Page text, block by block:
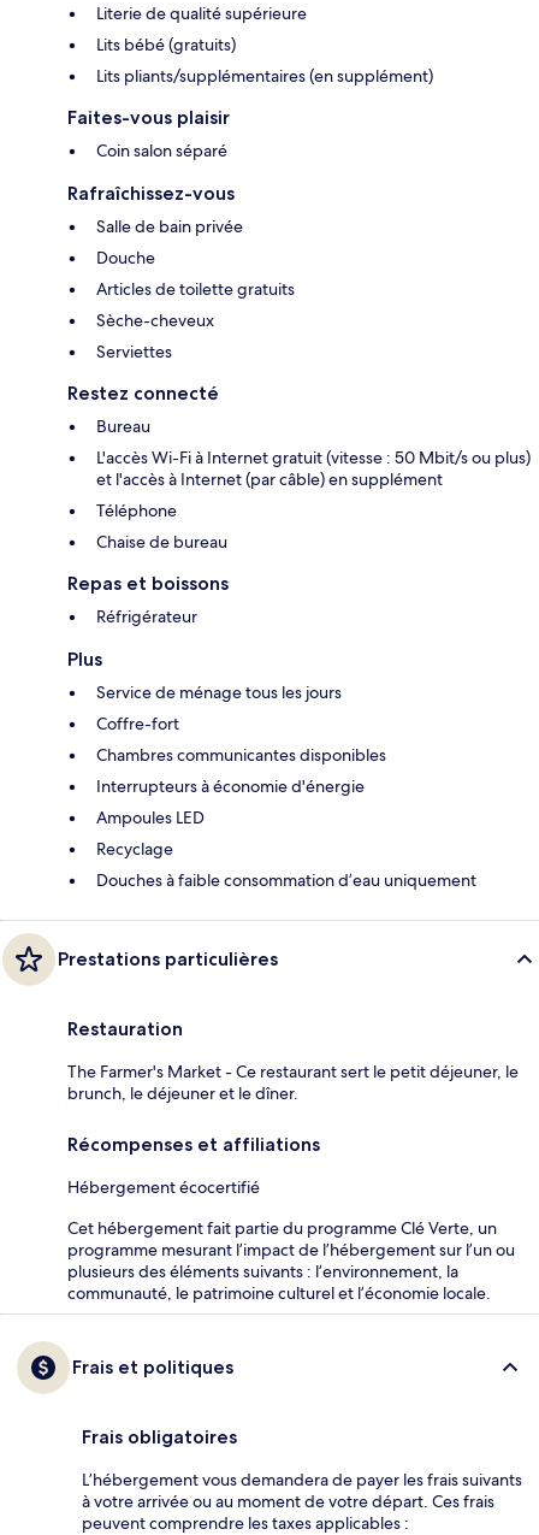
Literie de qualité supérieure
Lits bébé (gratuits)
Lits pliants/supplémentaires (en supplément)
Faites-vous plaisir
Coin salon séparé
Rafraîchissez-vous
Salle de bain privée
Douche
Articles de toilette gratuits
Sèche-cheveux
Serviettes
Restez connecté
Bureau
L'accès Wi-Fi à Internet gratuit (vitesse : 50 Mbit/s ou plus)
et l'accès à Internet (par câble) en supplément
Téléphone
Chaise de bureau
Repas et boissons
Réfrigérateur
Plus
Service de ménage tous les jours
Coffre-fort
Chambres communicantes disponibles
Interrupteurs à économie d'énergie
Ampoules LED
Recyclage
Douches à faible consommation d’eau uniquement
Prestations particulières
Restauration
The Farmer's Market - Ce restaurant sert le petit déjeuner, le
brunch, le déjeuner et le dîner.
Récompenses et affiliations
Hébergement écocertifié
Cet hébergement fait partie du programme Clé Verte, un
programme mesurant l’impact de l’hébergement sur l’un ou
plusieurs des éléments suivants : l’environnement, la
communauté, le patrimoine culturel et l’économie locale.
Frais et politiques
Frais obligatoires
L’hébergement vous demandera de payer les frais suivants
à votre arrivée ou au moment de votre départ. Ces frais
peuvent comprendre les taxes applicables :